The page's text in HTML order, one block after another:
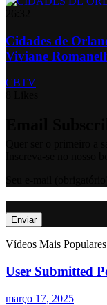
Cidades de
Viviane
CBTV
Vídeos Mais Populares
User Submitted
março 17, 2025